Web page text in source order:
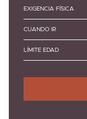
EXIGENCIA FÍSICA
CUANDO IR
LÍMITE EDAD